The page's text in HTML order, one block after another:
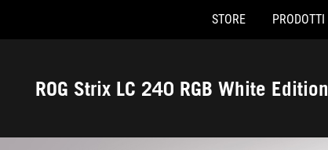
Accessibility links
STORE PRODOTTI
ROG Strix LC 240 RGB White Edition